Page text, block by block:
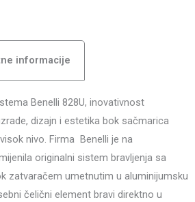
informacije
Benelli 828U, inovativnost
dizajn i estetika bok sačmarica
nivo. Firma Benelli je na
originalni sistem bravljenja sa
zatvaračem umetnutim u aluminijumsku
čelični element bravi direktno u